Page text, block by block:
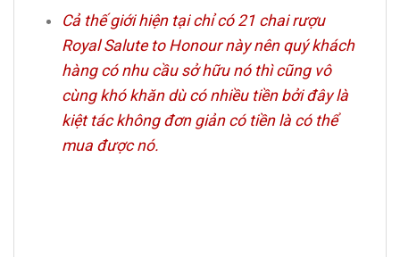
Cả thế giới hiện tại chỉ có 21 chai rượu
Royal Salute to Honour này nên quý khách
hàng có nhu cầu sở hữu nó thì cũng vô
cùng khó khăn dù có nhiều tiền bởi đây là
kiệt tác không đơn giản có tiền là có thể
mua được nó.